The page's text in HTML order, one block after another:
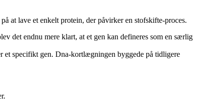
at lave et enkelt protein, der påvirker en stofskifte-proces.
det endnu mere klart, at et gen kan defineres som en særlig
et specifikt gen. Dna-kortlægningen byggede på tidligere